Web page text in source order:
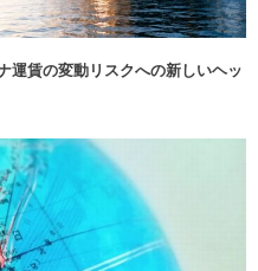
運賃の変動リスクへの新しいヘッ